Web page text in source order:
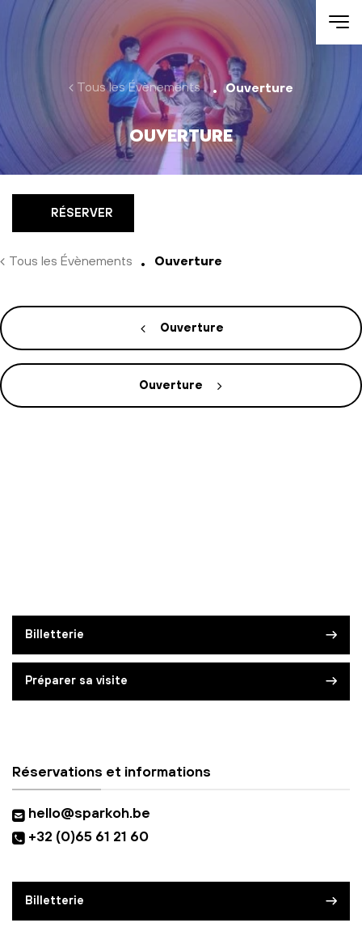
Aller au contenu
Tous les Évènements Ouverture
Ouverture
RÉSERVER
Billetterie
Préparer sa visite
Tous les Évènements Ouverture
Ouverture
Ouverture
Réservations et informations
hello@sparkoh.be
+32 (0)65 61 21 60
Billetterie